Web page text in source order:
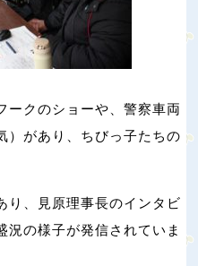
ークのショーや、警察車両
）があり、ちびっ子たちの
り、見原理事長のインタビ
況の様子が発信されていま